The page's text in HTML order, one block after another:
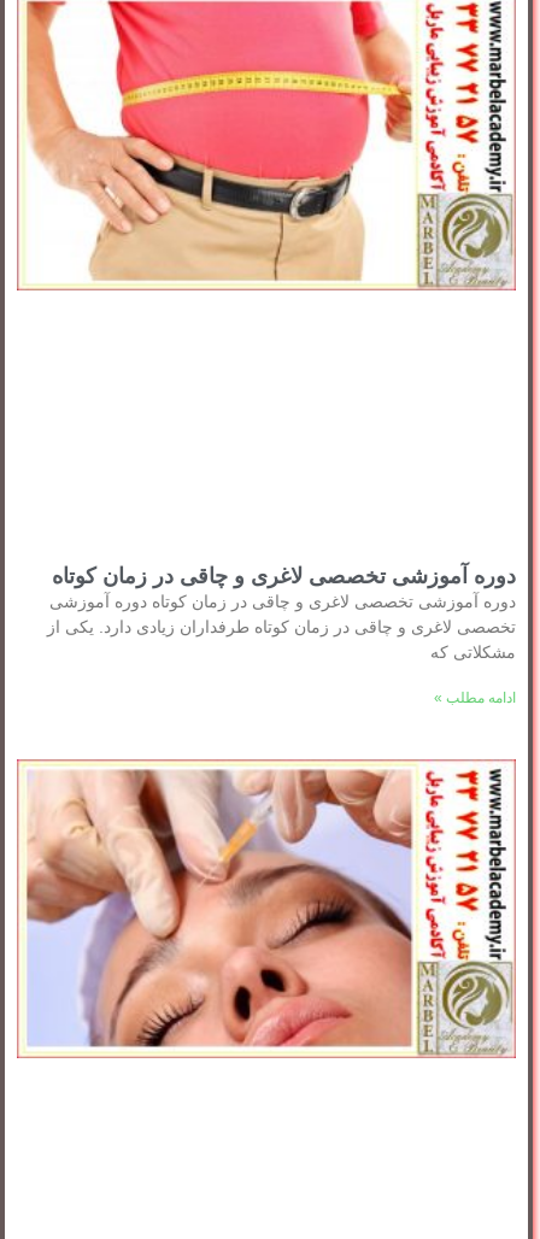
دوره آموزشی تخصصی لاغری و چاقی در زمان کوتاه
دوره آموزشی تخصصی لاغری و چاقی در زمان کوتاه دوره آموزشی
تخصصی لاغری و چاقی در زمان کوتاه طرفداران زیادی دارد. یکی از
مشکلاتی که
ادامه مطلب »